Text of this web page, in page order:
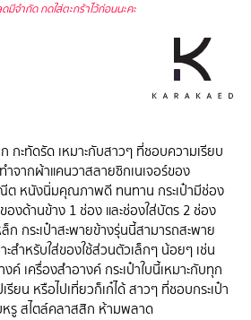
มีจำกัด กดใส่ตะกร้าไว้ก่อนนะคะ
กะทัดรัด เหมาะกับสาวๆ ที่ชอบความเรียบ
ำจากผ้าแคนวาสลายซิกเนเจอร์ของ
ณีต หนังนิ่มคุณภาพดี ทนทาน กระเป๋ามีช่อง
องด้านข้าง 1 ช่อง และช่องใส่บัตร 2 ช่อง
ก กระเป๋าสะพายข้างรุ่นนี้สามารถสะพาย
ะสำหรับใส่ของใช้ส่วนตัวเล็กๆ น้อยๆ เช่น
ค์ เครื่องสำอางค์ กระเป๋าใบนี้เหมาะกับทุก
รียน หรือไปเที่ยวก็เก๋ได้ สาวๆ ที่ชอบกระเป๋า
หรู สไตล์คลาสสิก ห้ามพลาด